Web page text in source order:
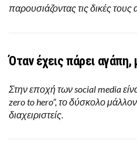
παρουσιάζοντας τις δικές τους
Όταν έχεις πάρει αγάπη,
Στην εποχή των social media
zero to hero”, το δύσκολο
διαχειριστείς.